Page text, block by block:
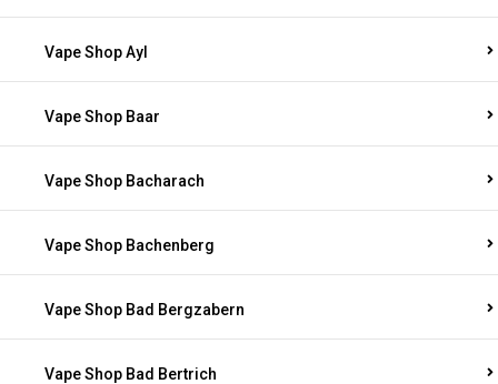
Vape Shop Ayl
Vape Shop Baar
Vape Shop Bacharach
Vape Shop Bachenberg
Vape Shop Bad Bergzabern
Vape Shop Bad Bertrich